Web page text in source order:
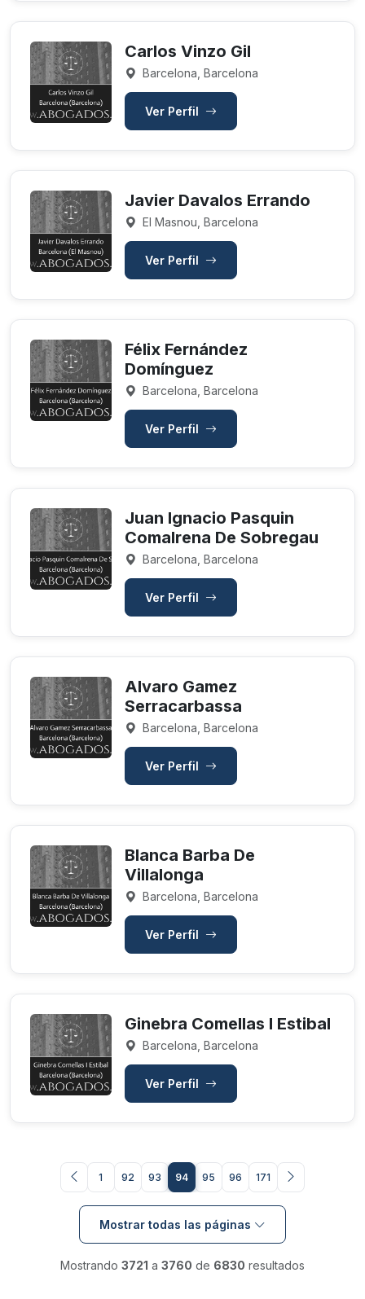
Carlos Vinzo Gil
Barcelona, Barcelona
Ver Perfil
Javier Davalos Errando
El Masnou, Barcelona
Ver Perfil
Félix Fernández
Domínguez
Barcelona, Barcelona
Ver Perfil
Juan Ignacio Pasquin
Comalrena De Sobregau
Barcelona, Barcelona
Ver Perfil
Alvaro Gamez
Serracarbassa
Barcelona, Barcelona
Ver Perfil
Blanca Barba De
Villalonga
Barcelona, Barcelona
Ver Perfil
Ginebra Comellas I Estibal
Barcelona, Barcelona
Ver Perfil
1 92 93 94 95 96 171
Mostrar todas las páginas
Mostrando 3721 a 3760 de 6830 resultados